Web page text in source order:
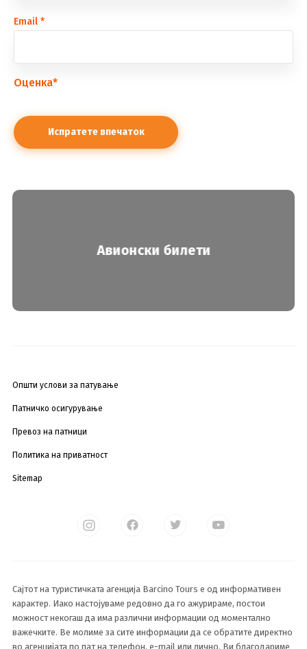
Еmail *
Оценка*
Авионски билети
Општи услови за патување
Патничко осигурување
Превоз на патници
Политика на приватност
Sitemap
Сајтот на туристичката агенција Barcino Tours е од информативен
карактер. Иако настојуваме редовно да го ажурираме, постои
можност некогаш да има различни информации од моментално
важечките. Ве молиме за сите информации да се обратите директно
во агенцијата по пат на телефон, e-mail или лично. Ви благодариме